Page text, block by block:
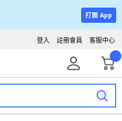
打開 App
客服中心
註冊會員
登入